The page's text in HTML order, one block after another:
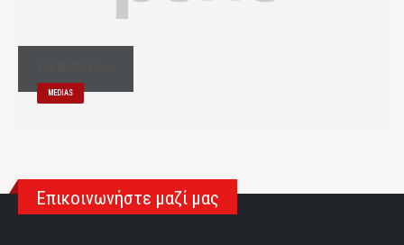
MEDIAS
Επικοινωνήστε μαζί μας